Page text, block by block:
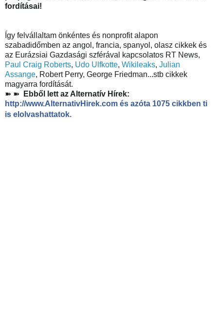
fordításai!
Így felvállaltam önkéntes és nonprofit alapon
szabadidőmben az angol, francia, spanyol, olasz cikkek és
Paul Craig Roberts, Udo Ulfkotte, Wikileaks, Julian
Assange, Robert Perry, George Friedman...stb cikkek
magyarra fordítását.
➽ ➽
http://www.AlternativHirek.com és azóta 1075 cikkben ti
is elolvashattatok.